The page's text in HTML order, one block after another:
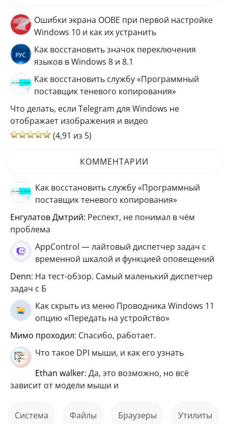
Ошибки экрана OOBE при первой настройке
Windows 10 и как их устранить
Как восстановить значок переключения
языков в Windows 8 и 8.1
Как восстановить службу «Программный
поставщик теневого копирования»
Что делать, если Telegram для Windows не
отображает изображения и видео
(4,91 из 5)
КОММЕНТАРИИ
Как восстановить службу «Программный
поставщик теневого копирования»
Енгулатов Дмтрий: Респект, не понимал в чём
проблема
AppControl — лайтовый диспетчер задач с
временной шкалой и функцией оповещений
Denn: На тест-обзор. Самый маленький диспетчер
задач с Б
Как скрыть из меню Проводника Windows 11
опцию «Передать на устройство»
мимо проходил: Спасибо, работает.
Что такое DPI мыши, и как его узнать
ethan walker: Да, это возможно, но всё
зависит от модели мыши и
Система файлы Браузеры Утилиты